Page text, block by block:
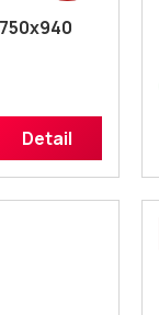
Detail